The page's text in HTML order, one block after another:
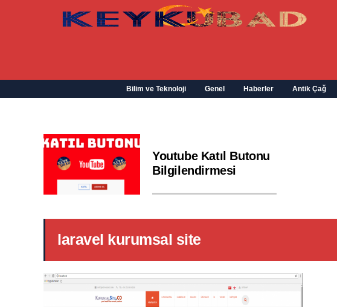
Bilim ve Teknoloji Genel Haberler Antik Çağ
Youtube Katıl Butonu
Bilgilendirmesi
laravel kurumsal site